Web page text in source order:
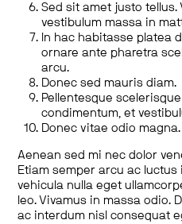
Sed sit amet justo tellus.
vestibulum massa in
In hac habitasse platea
ornare ante pharetra
arcu.
Donec sed mauris diam.
Pellentesque
condimentum, et
Donec vitae odio
Aenean sed mi nec dolor
Etiam semper arcu ac
vehicula nulla eget
leo. Vivamus in massa odio.
ac interdum nisl consequat